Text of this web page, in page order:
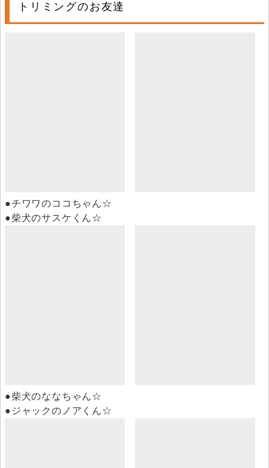
トリミングのお友達
●チワワのココちゃん☆
●柴犬のサスケくん☆
●柴犬のななちゃん☆
●ジャックのノアくん☆